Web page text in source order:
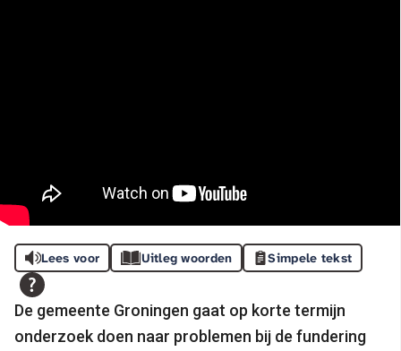
Lees voor Uitleg woorden Simpele tekst
De gemeente Groningen gaat op korte termijn
onderzoek doen naar problemen bij de fundering